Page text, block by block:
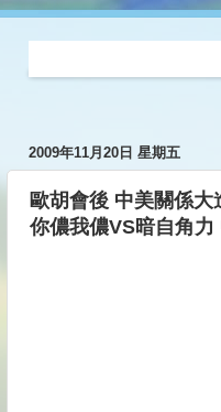
2009年11月20日 星期五
歐胡會後 中美關係大
你儂我儂VS暗自角力